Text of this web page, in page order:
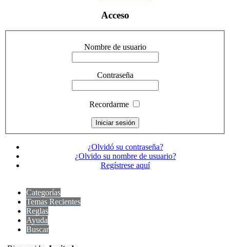
Acceso
Nombre de usuario
Contraseña
Recordarme
¿Olvidó su contraseña?
¿Olvido su nombre de usuario?
Regístrese aquí
Categorías
Temas Recientes
Reglas
Ayuda
Buscar